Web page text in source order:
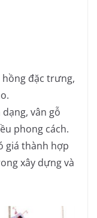
hồng đặc trưng,
dạng, vân gỗ
phong cách.
giá thành hợp
xây dựng và